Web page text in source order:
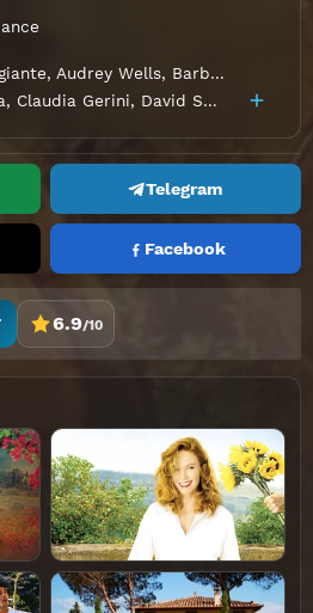
, Audrey Wells, Barbara Pastrovich
, Claudia Gerini, David Sutcliffe ,
Telegram
Facebook
6.9/10